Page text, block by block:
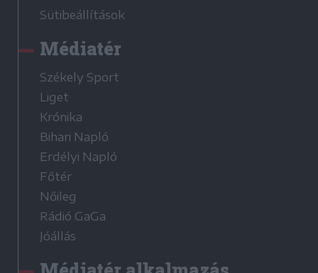
Sütibeállítások
Médiatér
Székely Sport
Liget
Krónika
Bihari Napló
Erdélyi Napló
Főtér
Nőileg
Rádió GaGa
Jóállás